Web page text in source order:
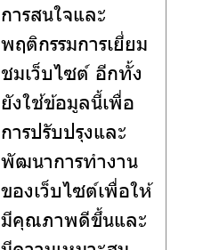
การสนใจและ
พฤติกรรมการเยี่ยม
ชมเว็บไซต์ อีกทั้ง
ยังใช้ข้อมูลนี้เพื่อ
การปรับปรุงและ
พัฒนาการทำงาน
ของเว็บไซต์เพื่อให้
มีคุณภาพดีขึ้นและ